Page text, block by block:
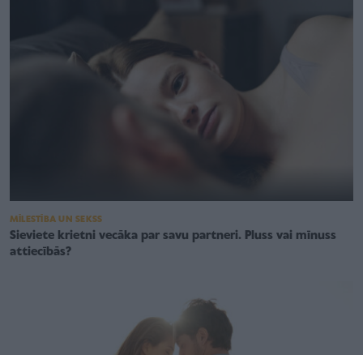
MĪLESTĪBA UN SEKSS
Sieviete krietni vecāka par savu partneri. Pluss vai mīnuss
attiecībās?